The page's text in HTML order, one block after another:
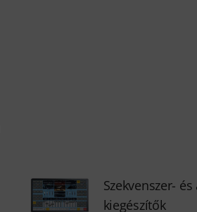
Szekvenszer-
kiegészítők